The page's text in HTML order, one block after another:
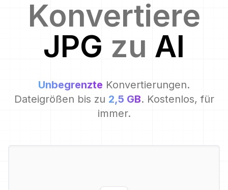
Konvertiere
JPG zu AI
Unbegrenzte Konvertierungen.
Dateigrößen bis zu 2,5 GB. Kostenlos, für
immer.